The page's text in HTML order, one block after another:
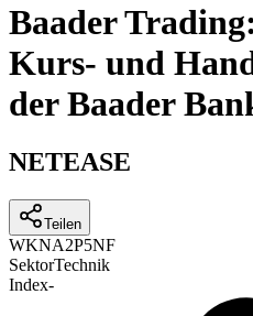
Baader
Kurs- und
der Baader
NETEASE
Teilen
WKNA2P5NF
SektorTechnik
Index-